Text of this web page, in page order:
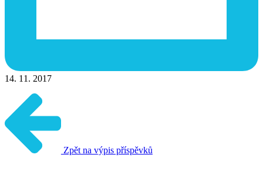
14. 11. 2017
Zpět na výpis příspěvků